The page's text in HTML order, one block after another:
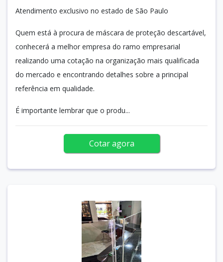
Atendimento exclusivo no estado de São Paulo
Quem está à procura de máscara de proteção descartável,
conhecerá a melhor empresa do ramo empresarial
realizando uma cotação na organização mais qualificada
do mercado e encontrando detalhes sobre a principal
referência em qualidade.
É importante lembrar que o produ...
Cotar agora